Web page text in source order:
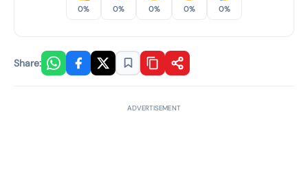
0% 0% 0% 0% 0%
Share:
ADVERTISEMENT